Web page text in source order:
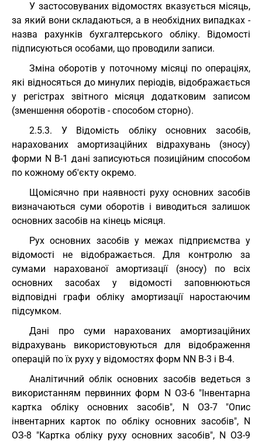
У застосовуваних відомостях вказується місяць,
за який вони складаються, а в необхідних випадках -
назва рахунків бухгалтерського обліку. Відомості
підписуються особами, що проводили записи.
Зміна оборотів у поточному місяці по операціях,
які відносяться до минулих періодів, відображається
у регістрах звітного місяця додатковим записом
(зменшення оборотів - способом сторно).
2.5.3. У Відомість обліку основних засобів,
нарахованих амортизаційних відрахувань (зносу)
форми N В-1 дані записуються позиційним способом
по кожному об'єкту окремо.
Щомісячно при наявності руху основних засобів
визначаються суми оборотів і виводиться залишок
основних засобів на кінець місяця.
Рух основних засобів у межах підприємства у
відомості не відображається. Для контролю за
сумами нарахованої амортизації (зносу) по всіх
основних засобах у відомості заповнюються
відповідні графи обліку амортизації наростаючим
підсумком.
Дані про суми нарахованих амортизаційних
відрахувань використовуються для відображення
операцій по їх руху у відомостях форм NN В-3 і В-4.
Аналітичний облік основних засобів ведеться з
використанням первинних форм N ОЗ-6 "Інвентарна
картка обліку основних засобів", N ОЗ-7 "Опис
інвентарних карток по обліку основних засобів", N
ОЗ-8 "Картка обліку руху основних засобів", N ОЗ-9